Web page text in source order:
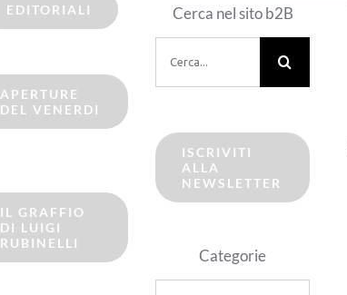
EDITORIALI
APERTURE
DEL VENERDI
IL GRAFFIO
DI LUIGI
RUBINELLI
Cerca nel sito b2B
per:
ISCRIVITI
ALLA
NEWSLETTER
Categorie